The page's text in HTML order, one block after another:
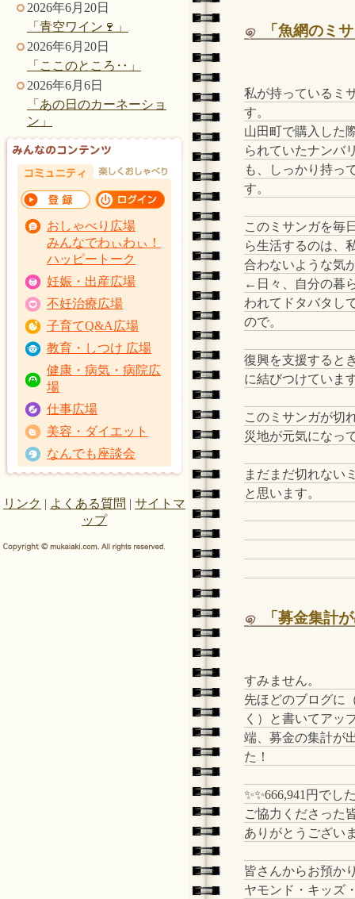
2026年6月20日
「青空ワイン🍷」
2026年6月20日
「ここのところ‥」
2026年6月6日
「あの日のカーネーショ
ン」
おしゃべり広場
みんなでわぃわぃ！
ハッピートーク
妊娠・出産広場
不妊治療広場
子育てQ&A広場
教育・しつけ 広場
健康・病気・病院広
場
仕事広場
美容・ダイエット
なんでも座談会
リンク | よくある質問 | サイトマ
ップ
「魚網のミ
私が持っているミ
す。
山田町で購入した
られていたナンバ
も、しっかり持っ
す。
このミサンガを毎
ら生活するのは、
合わないような気
←日々、自分の暮
われてドタバタし
ので。
復興を支援すると
に結びつけていま
このミサンガが切
災地が元気になっ
まだまだ切れない
と思います。
「募金集計
すみません。
先ほどのブログに
く）と書いてアッ
端、募金の集計が
た！
✨✨666,941円でし
ご協力くださった
ありがとうござい
皆さんからお預か
ヤモンド・キッズ